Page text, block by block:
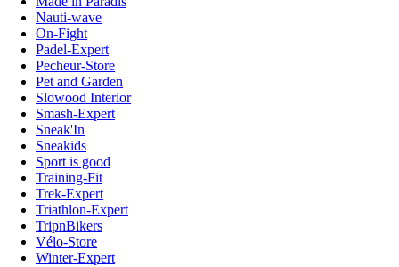
Nauti-wave
On-Fight
Padel-Expert
Pecheur-Store
Pet and Garden
Slowood Interior
Smash-Expert
Sneak'In
Sneakids
Sport is good
Training-Fit
Trek-Expert
Triathlon-Expert
TripnBikers
Vélo-Store
Winter-Expert